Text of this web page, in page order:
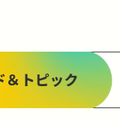
＆トピック